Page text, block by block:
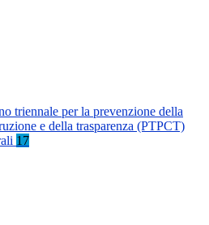
triennale per la prevenzione della
e della trasparenza (PTPCT)
17